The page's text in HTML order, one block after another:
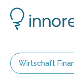
Wirtschaft